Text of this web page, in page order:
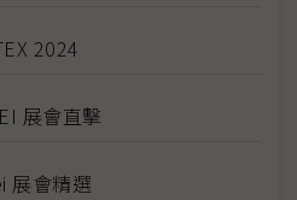
2024
展會直擊
展會精選